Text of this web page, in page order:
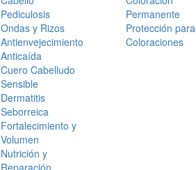
Pediculosis
Ondas y Rizos
Antienvejecimiento
Anticaída
Cuero Cabelludo
Sensible
Dermatitis
Seborreica
Fortalecimiento y
Volumen
Nutrición y
Permanente
Protección para
Coloraciones